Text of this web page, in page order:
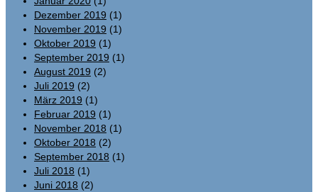
Dezember 2019 (1)
November 2019 (1)
Oktober 2019 (1)
September 2019 (1)
August 2019 (2)
Juli 2019 (2)
März 2019 (1)
Februar 2019 (1)
November 2018 (1)
Oktober 2018 (2)
September 2018 (1)
Juli 2018 (1)
Juni 2018 (2)